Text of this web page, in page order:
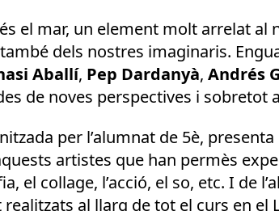
el mar, un element molt arrelat al
dels nostres imaginaris.
Aballí, Pep Dardanyà, Andrés
de noves perspectives i sobretot
per l’alumnat de 5è, presenta
artistes que han permès
el collage, l’acció, el so, etc. I de
al llarg de tot el curs en el